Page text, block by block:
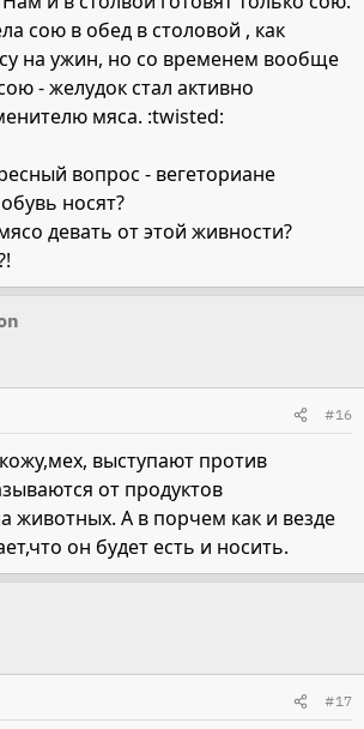
сою в обед в столовой , как
на ужин, но со временем вообще
- желудок стал активно
мяса. :twisted:
вопрос - вегеториане
носят?
девать от этой живности?
#16
выступают против
от продуктов
животных. А в порчем как и везде
он будет есть и носить.
#17